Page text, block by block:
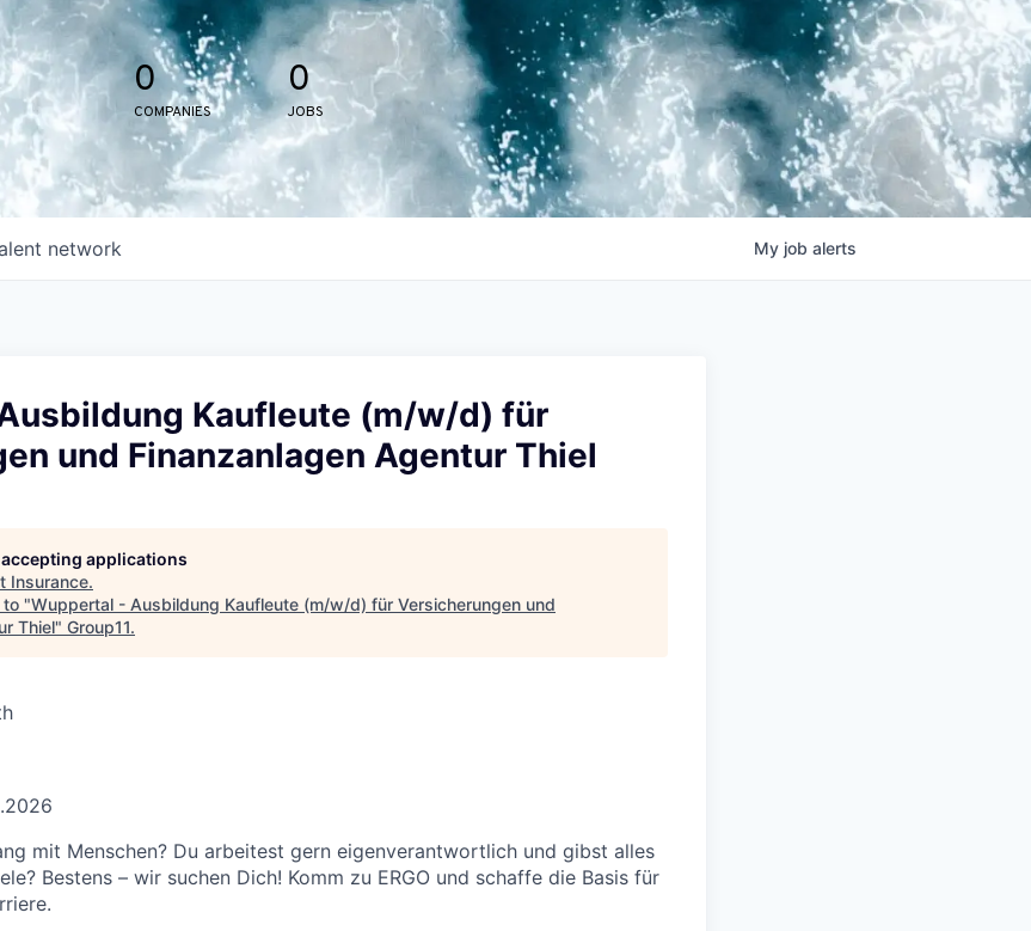
0
COMPANIES
0
JOBS
network My job alerts
Kaufleute (m/w/d) für
und Finanzanlagen Agentur Thiel
applications
Insurance.
to "Wuppertal - Ausbildung Kaufleute (m/w/d) für Versicherungen und
Thiel" Group11.
mit Menschen? Du arbeitest gern eigenverantwortlich und gibst alles
Bestens – wir suchen Dich! Komm zu ERGO und schaffe die Basis für